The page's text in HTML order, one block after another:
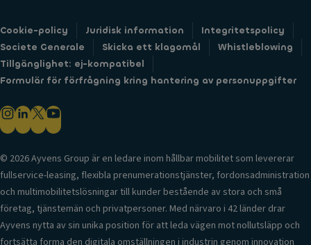
Cookie-policy Juridisk information
Integritetspolicy
Societe Generale
Skicka ett klagomål
Whistleblowing
Tillgänglighet: ej-kompatibel
Formulär för förfrågning kring hantering av personuppgifter
© 2026 Ayvens Group är en ledare inom hållbar mobilitet som levererar
fullservice-leasing, flexibla prenumerationstjänster, fordonsadministration
och multimobilitetslösningar till kunder bestående av stora och små
företag, tjänstemän och privatpersoner. Med närvaro i 42 länder drar
Ayvens nytta av sin unika position för att leda vägen mot nollutsläpp och
fortsätta forma den digitala omställningen i industrin genom innovation